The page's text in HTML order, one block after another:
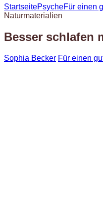
StartseitePsycheFür einen
Naturmaterialien
Besser schlafen
Sophia Becker Für einen